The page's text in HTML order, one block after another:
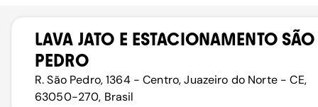
LAVA JATO E ESTACIONAMENTO SÃO
PEDRO
R. São Pedro, 1364 - Centro, Juazeiro do Norte - CE,
63050-270, Brasil